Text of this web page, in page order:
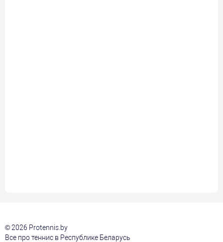
© 2026 Protennis.by
Все про теннис в Республике Беларусь